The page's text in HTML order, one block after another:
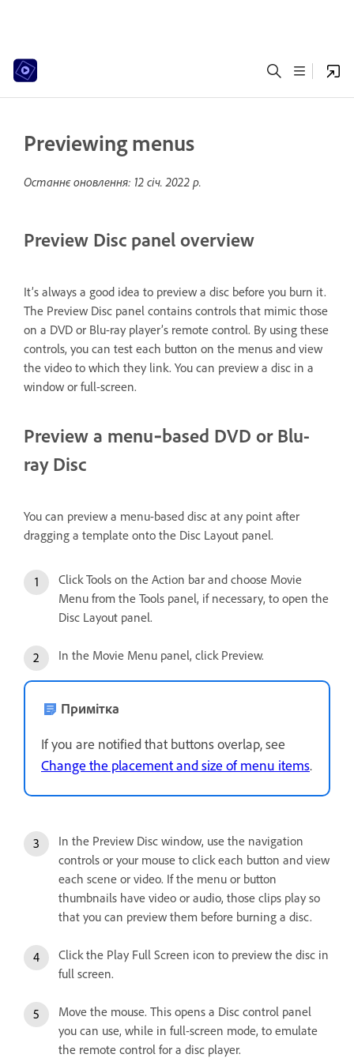
Previewing menus
Останнє оновлення: 12 січ. 2022 р.
Preview Disc panel overview
It’s always a good idea to preview a disc before you burn it.
The Preview Disc panel contains controls that mimic those
on a DVD or Blu-ray player’s remote control. By using these
controls, you can test each button on the menus and view
the video to which they link. You can preview a disc in a
window or full-screen.
Preview a menu‑based DVD or Blu-
ray Disc
You can preview a menu-based disc at any point after
dragging a template onto the Disc Layout panel.
Click Tools on the Action bar and choose Movie
Menu from the Tools panel, if necessary, to open the
Disc Layout panel.
In the Movie Menu panel, click Preview.
Примітка
If you are notified that buttons overlap, see
Change the placement and size of menu items.
In the Preview Disc window, use the navigation
controls or your mouse to click each button and view
each scene or video. If the menu or button
thumbnails have video or audio, those clips play so
that you can preview them before burning a disc.
Click the Play Full Screen icon to preview the disc in
full screen.
Move the mouse. This opens a Disc control panel
you can use, while in full-screen mode, to emulate
the remote control for a disc player.